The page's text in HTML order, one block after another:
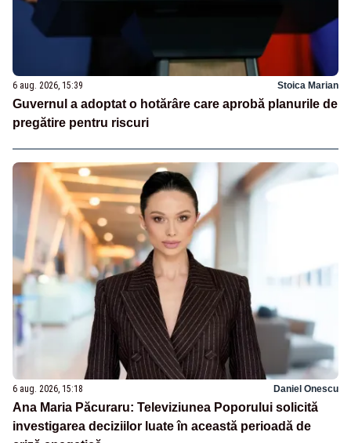
6 aug. 2026, 15:39 Stoica Marian
Guvernul a adoptat o hotărâre care aprobă planurile de
pregătire pentru riscuri
6 aug. 2026, 15:18 Daniel Onescu
Ana Maria Păcuraru: Televiziunea Poporului solicită
investigarea deciziilor luate în această perioadă de